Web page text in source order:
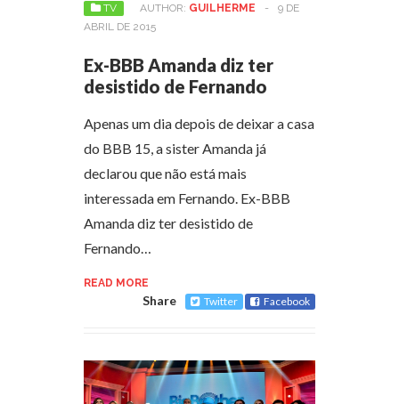
TV AUTHOR: GUILHERME -
9 DE
ABRIL DE 2015
Ex-BBB Amanda diz ter
desistido de Fernando
Apenas um dia depois de deixar a casa
do BBB 15, a sister Amanda já
declarou que não está mais
interessada em Fernando. Ex-BBB
Amanda diz ter desistido de
Fernando…
READ MORE
Share Twitter Facebook